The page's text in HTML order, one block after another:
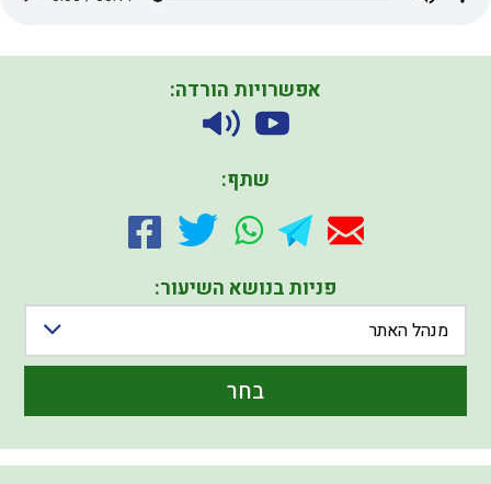
אפשרויות הורדה:
שתף:
פניות בנושא השיעור:
מנהל האתר
בחר